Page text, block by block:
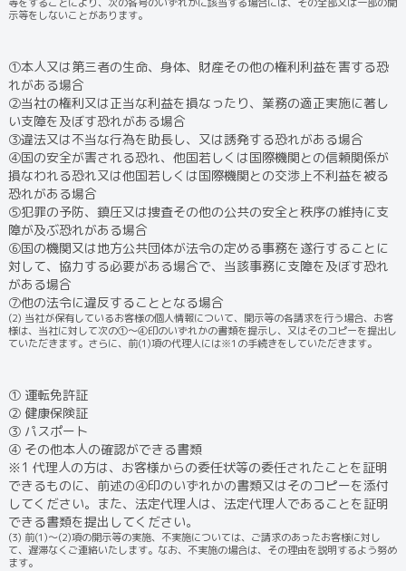
示等をしないことがあります。
①本人又は第三者の生命、身体、財産その他の権利利益を害する恐
れがある場合
②当社の権利又は正当な利益を損なったり、業務の適正実施に著し
い支障を及ぼす恐れがある場合
③違法又は不当な行為を助長し、又は誘発する恐れがある場合
④国の安全が害される恐れ、他国若しくは国際機関との信頼関係が
損なわれる恐れ又は他国若しくは国際機関との交渉上不利益を被る
恐れがある場合
⑤犯罪の予防、鎮圧又は捜査その他の公共の安全と秩序の維持に支
障が及ぶ恐れがある場合
⑥国の機関又は地方公共団体が法令の定める事務を遂行することに
対して、協力する必要がある場合で、当該事務に支障を及ぼす恐れ
がある場合
⑦他の法令に違反することとなる場合
(2) 当社が保有しているお客様の個人情報について、開示等の各請求を行う場合、お客
様は、当社に対して次の①～④印のいずれかの書類を提示し、又はそのコピーを提出し
ていただきます。さらに、前(1)項の代理人には※1の手続きをしていただきます。
① 運転免許証
② 健康保険証
③ パスポート
④ その他本人の確認ができる書類
※1 代理人の方は、お客様からの委任状等の委任されたことを証明
できるものに、前述の④印のいずれかの書類又はそのコピーを添付
してください。また、法定代理人は、法定代理人であることを証明
できる書類を提出してください。
(3) 前(1)～(2)項の開示等の実施、不実施については、ご請求のあったお客様に対し
て、遅滞なくご連絡いたします。なお、不実施の場合は、その理由を説明するよう努め
ます。